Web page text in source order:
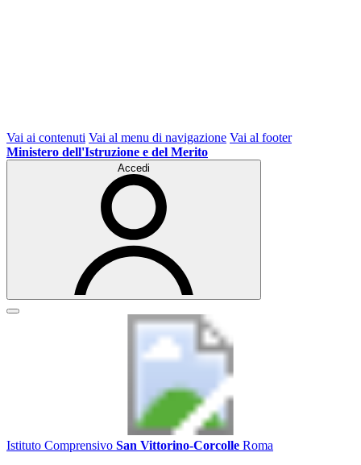
Vai ai contenuti Vai al menu di navigazione Vai al footer
Ministero dell'Istruzione e del Merito
Accedi
Istituto Comprensivo San Vittorino-Corcolle Roma